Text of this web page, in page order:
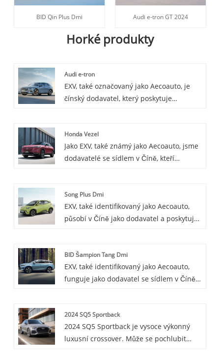
BID Qin Plus Dmi Audi e-tron GT 2024
Horké produkty
Audi e-tron
EXV, také označovaný jako Aecoauto, je
čínský dodavatel, který poskytuje
SUV model uvedený na trh Audi, který se
vyznačuje nulovými emisemi, nízkou
hlučností a vysokou účinností. Pro Audi je
Honda Vezel
Jako EXV, také známý jako Aecoauto, jsme
dodavatelé se sídlem v Číně, kteří
subkompaktní crossover SUV, který nabízí
kombinaci všestrannosti, spotřeby paliva
a moderního stylu. Je k dispozici v
Song Plus Dmi
EXV, také identifikovaný jako Aecoauto,
působí v Číně jako dodavatel a poskytuje
BID Šampion Tang Dmi
EXV, také identifikovaný jako Aecoauto,
funguje jako dodavatel se sídlem v Číně a
Champion je SUV střední velikosti pod
BYD Auto se sportovnějším designem a
výkonnostními charakteristikami.
2024 SQ5 Sportback
2024 SQ5 Sportback je vysoce výkonný
luxusní crossover. Může se pochlubit